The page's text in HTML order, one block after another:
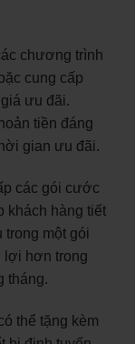
chương trình
cung cấp
ưu đãi.
tiền đáng
gian ưu đãi.
các gói cước
khách hàng tiết
trong một gói
lợi hơn trong
tháng.
thể tặng kèm